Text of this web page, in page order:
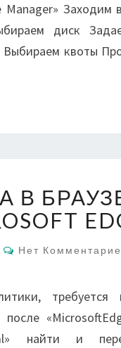
Manager» Заходим
диск
квоты
В
Комментарии
Нет
требуется
найти и